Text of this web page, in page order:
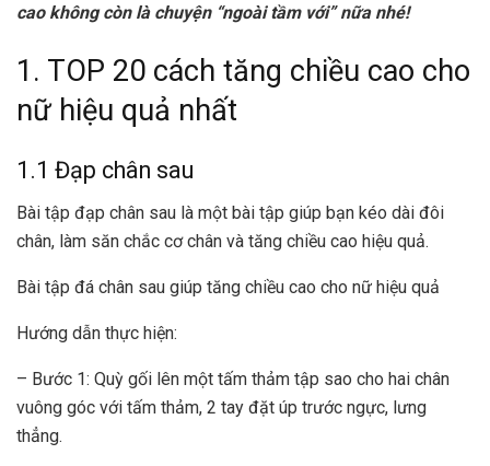
cao không còn là chuyện “ngoài tầm với” nữa nhé!
1. TOP 20 cách tăng chiều cao cho
nữhiệu quả nhất
1.1 Đạp chân sau
Bài tập đạp chân sau là một bài tập giúp bạn kéo dài đôi
chân, làm săn chắc cơ chân và tăng chiều cao hiệu quả.
Bài tập đá chân sau giúp tăng chiều cao cho nữ hiệu quả
Hướng dẫn thực hiện:
– Bước 1: Quỳ gối lên một tấm thảm tập sao cho hai chân
vuông góc với tấm thảm, 2 tay đặt úp trước ngực, lưng
thẳng.